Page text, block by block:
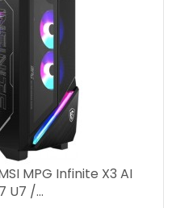
MPG Infinite X3 AI
U7 /...